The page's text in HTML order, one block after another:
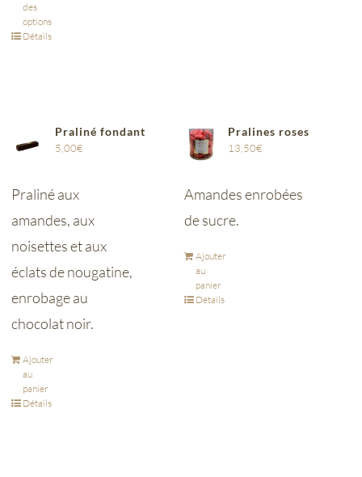
des
options
Détails
Praliné fondant
5,00€
Praliné aux
amandes, aux
noisettes et aux
éclats de nougatine,
enrobage au
chocolat noir.
Ajouter
au
panier
Détails
Pralines roses
13,50€
Amandes enrobées
de sucre.
Ajouter
au
panier
Détails